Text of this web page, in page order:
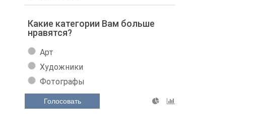
Какие категории Вам больше
нравятся?
Арт
Художники
Фотографы
Голосовать